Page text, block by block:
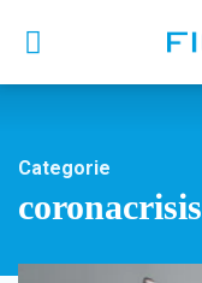
Categorie
coronacrisis